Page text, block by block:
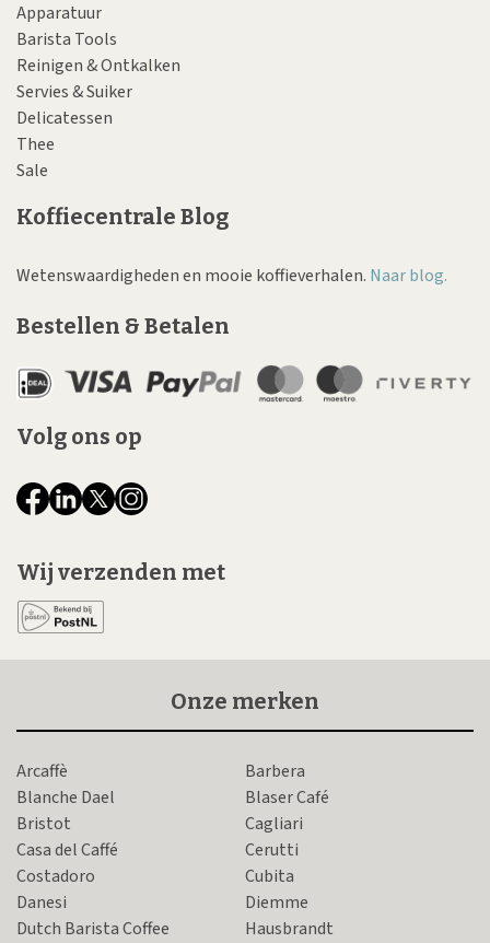
Apparatuur
Barista Tools
Reinigen & Ontkalken
Servies & Suiker
Delicatessen
Thee
Sale
Koffiecentrale Blog
Wetenswaardigheden en mooie koffieverhalen. Naar blog.
Bestellen & Betalen
Volg ons op
Wij verzenden met
Onze merken
Arcaffè
Barbera
Blanche Dael
Blaser Café
Bristot
Cagliari
Casa del Caffé
Cerutti
Costadoro
Cubita
Danesi
Diemme
Dutch Barista Coffee
Hausbrandt